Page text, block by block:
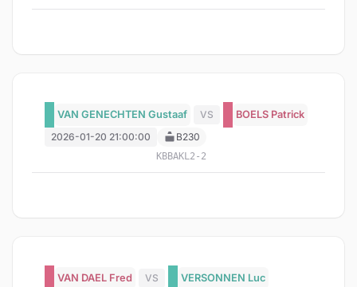
VAN GENECHTEN Gustaaf VS
BOELS Patrick
2026-01-20 21:00:00
B230
KBBAKL2-2
VAN DAEL Fred VS
VERSONNEN Luc